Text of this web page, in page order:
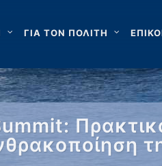
ΓΙΑ ΤΟΝ ΠΟΛΙΤΗ